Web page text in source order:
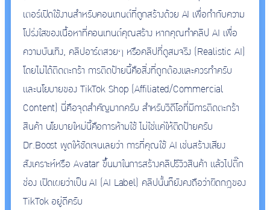
เตอร์เปิดใช้งานสำหรับคอนเทนต์ที่ถูกสร้างด้วย AI เพื่อกำกับความ
โปร่งใสของเนื้อหาที่คอนเทนต์คุณสร้าง หากคุณทำคลิป AI เพื่อ
ความบันเทิง, คลิปอาร์ตสวยๆ หรือคลิปที่ดูสมจริง (Realistic AI)
โดยไม่ได้ติดตะกร้า การติดป้ายนี้คือสิ่งที่ถูกต้องและควรทำครับ
และนโยบายของ TikTok Shop (Affiliated/Commercial
Content) นี่คือจุดสำคัญมากครับ สำหรับวิดีโอที่มีการติดตะกร้า
สินค้า นโยบายใหม่นี้คือการห้ามใช้ ไม่ใช่แค่ให้ติดป้ายครับ
Dr.Boost พูดให้ชัดเจนเลยว่า การที่คุณใช้ AI เช่นสร้างเสียง
สังเคราะห์หรือ Avatar ขึ้นมาในการสร้างคลิปรีวิวสินค้า แล้วไปติ๊ก
ช่อง เปิดเผยว่าเป็น AI (AI Label) คลิปนั้นก็ยังคงถือว่าผิดกฎของ
TikTok อยู่ดีครับ